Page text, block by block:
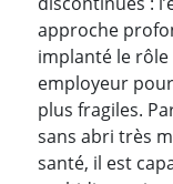
approche
implanté le rôle
employeur
plus fragiles.
sans abri très
santé, il est